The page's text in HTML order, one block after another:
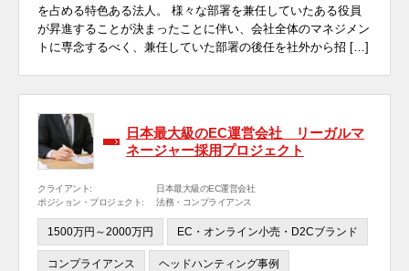
を占める特色ある法人。 様々な部署を兼任していたある役員
が昇進することが決まったことに伴い、会社全体のマネジメン
トに専念するべく、兼任していた部署の後任を社外から招 […]
日本最大級のEC運営会社 リーガルマ
ネージャー採用プロジェクト
クライアント:
日本最大級のEC運営会社
ポジション・プロジェクト:
法務・コンプライアンス
1500万円～2000万円 EC・オンライン小売・D2Cブランド
コンプライアンス ヘッドハンティング事例